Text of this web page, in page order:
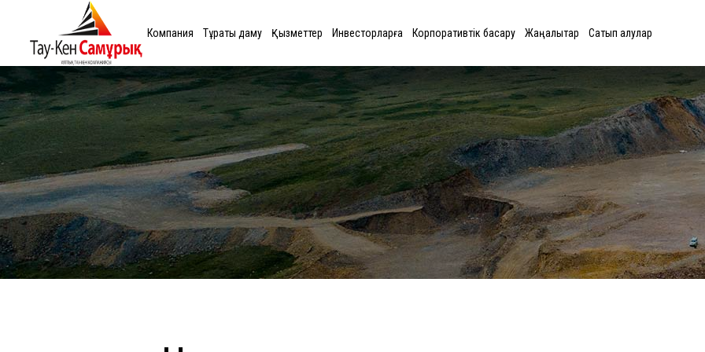
Компания Тұрақты даму Қызметтер Инвесторларға Корпоративтік басқару Жаңалықтар Сатып алулар